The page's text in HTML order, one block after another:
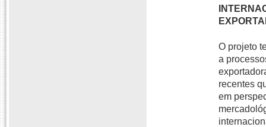
O projeto
a
recentes
em